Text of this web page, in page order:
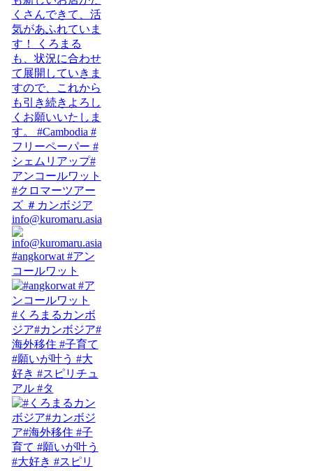
info@kuromaru.asia
#angkorwat #アン
コールワット
#くろまるカンボ
ジア#カンボジア#
海外移住 #子育て
#願いが叶う #大
好き #スピリチュ
アル #タ